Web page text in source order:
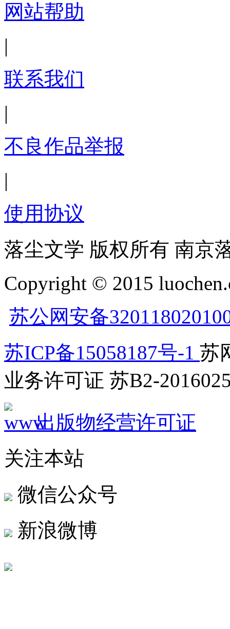
网站帮助
|
联系我们
|
不良作品举报
|
使用协议
落尘文学 版权所有 南京
Copyright © 2015
苏公网安备
苏ICP备15058187号-1 苏
业务许可证 苏B2-
出版物经营许可证
关注本站
微信公众号
新浪微博